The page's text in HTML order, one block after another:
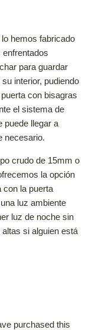
hemos fabricado
enfrentados
para guardar
interior, pudiendo
con bisagras
el sistema de
puede llegar a
necesario.
crudo de 15mm o
la opción
con la puerta
luz ambiente
luz de noche sin
si alguien está
purchased this